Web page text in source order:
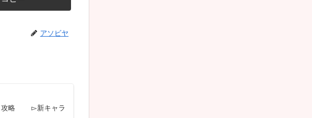
アソビヤ
攻略 ▻新キャラ